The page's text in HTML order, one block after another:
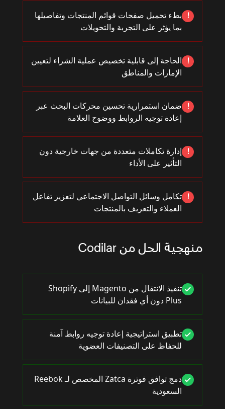
!
بطء تحميل صفحات قوائم المنتجات وتفاصيلها
بما يؤثر على التجربة والتحويلات
!
الحاجة إلى قابلية تخصيص عملية الشراء لتعيين
الإمارات والمناطق
!
ضمان استمرارية تحسين محركات البحث عبر
إعادة توجيه الروابط ووضوح العلامة
!
إدارة تكاملات متعددة من جهات خارجية دون
التأثير على الأداء
!
تكامل وسائل التواصل الاجتماعي لتعزيز تفاعل
العملاء والتعريف بالمنتجات
منهجية الحل من Codilar
تنفيذ الانتقال من Magento إلى Shopify
Plus دون أي فقدان للبيانات
تطبيق استراتيجية إعادة توجيه روابط آمنة
للحفاظ على التصنيفات العضوية
دمج توافق فوترة Zatca المخصص لـ Reebok
السعودية